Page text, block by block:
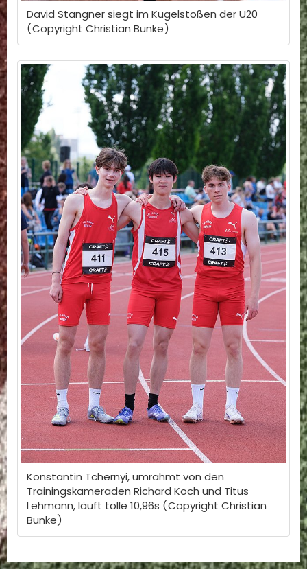
David Stangner siegt im Kugelstoßen der U20
(Copyright Christian Bunke)
Konstantin Tchernyi, umrahmt von den
Trainingskameraden Richard Koch und Titus
Lehmann, läuft tolle 10,96s (Copyright Christian
Bunke)